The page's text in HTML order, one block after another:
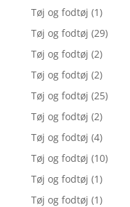
Tøj og fodtøj (1)
Tøj og fodtøj (29)
Tøj og fodtøj (2)
Tøj og fodtøj (2)
Tøj og fodtøj (25)
Tøj og fodtøj (2)
Tøj og fodtøj (4)
Tøj og fodtøj (10)
Tøj og fodtøj (1)
Tøj og fodtøj (1)